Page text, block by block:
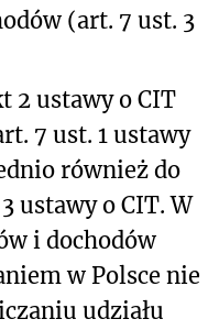
(art. 7 ust. 3
2 ustawy o CIT
7 ust. 1 ustawy
również do
ustawy o CIT. W
i dochodów
w Polsce nie
udziału